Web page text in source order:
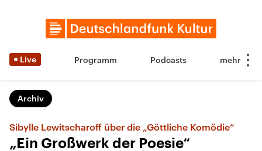
Live Programm Podcasts
Archiv
Sibylle Lewitscharoff über die „Göttliche Komödie“
„Ein Großwerk der Poesie“